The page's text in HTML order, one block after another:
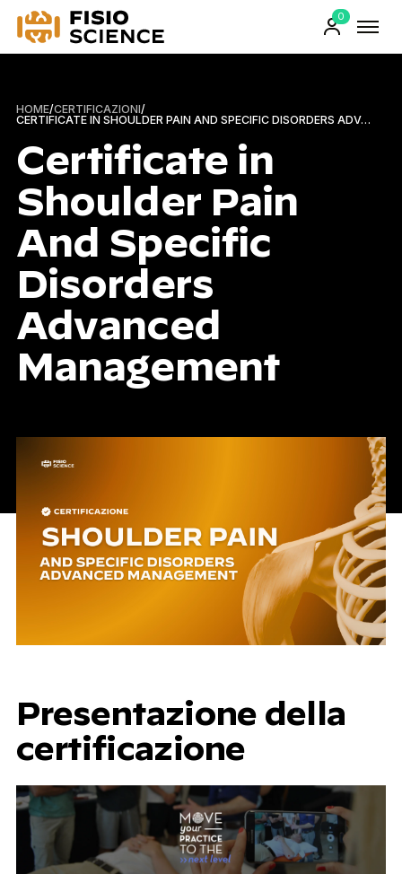
0
Prodotti
HOME/CERTIFICAZIONI/
CERTIFICATE IN SHOULDER PAIN AND SPECIFIC DISORDERS ADVANCED MANAGEMENT
Certificate in
Shoulder Pain
And Specific
Disorders
Advanced
Management
Presentazione della
certificazione